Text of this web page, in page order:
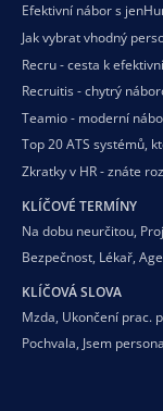
Efektivní nábor s
Jak vybrat vhodný
Recru - cesta k
Recruitis - chytrý
Teamio - moderní
Top 20 ATS systémů,
Zkratky v HR - znáte
KLÍČOVÉ TERMÍNY
Na dobu neurčitou,
Bezpečnost, Lékař,
KLÍČOVÁ SLOVA
Mzda, Ukončení prac.
Pochvala, Jsem